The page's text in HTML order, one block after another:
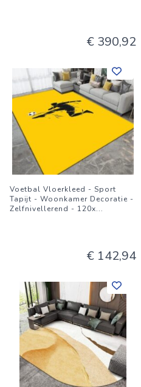
€ 390,92
Voetbal Vloerkleed - Sport
Tapijt - Woonkamer Decoratie -
Zelfnivellerend - 120x...
€ 142,94